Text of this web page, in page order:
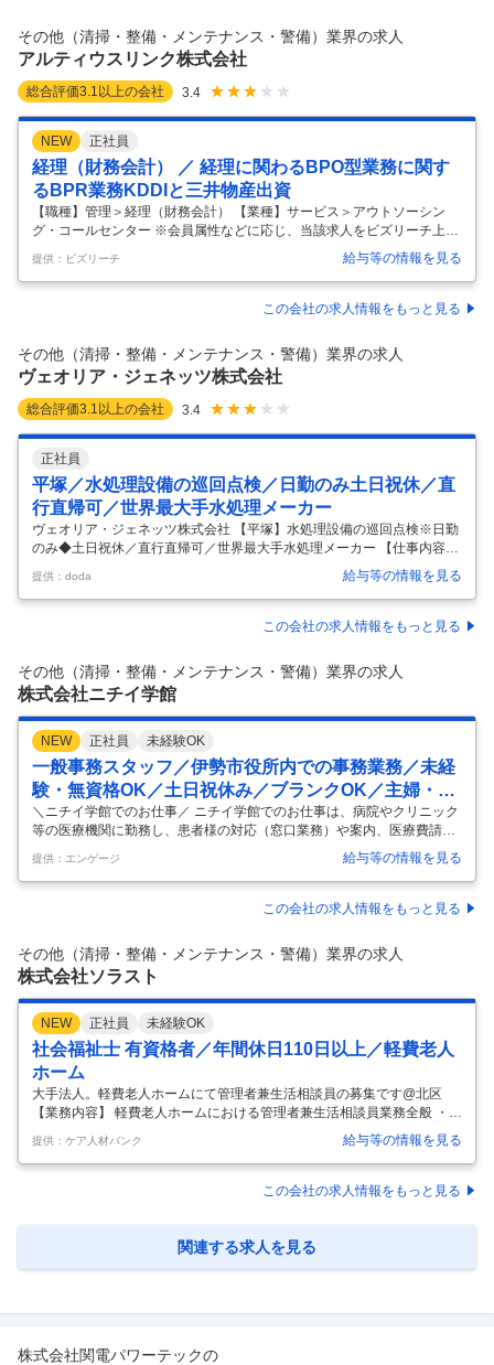
成・会議室の予約） ■資料収集・各種文書作成のサポート ■来客対応 ■経
費・備品管理・請求書管理 ■依頼事項の対応 ■送迎業務（運転…
その他（清掃・整備・メンテナンス・警備）業界の求人
アルティウスリンク株式会社
総合評価3.1 以上の会社 3.4
NEW 正社員
経理（財務会計） ／ 経理に関わるBPO型業務に関す
るBPR業務KDDIと三井物産出資
【職種】管理＞経理（財務会計） 【業種】サービス＞アウトソーシン
グ・コールセンター ※会員属性などに応じ、当該求人をビズリーチ上で
閲覧された際に内容が異なる場合があります 【会社概要】 アルティウス
リンクは、KDDIと三井物産の共同出資会社です。 多様な人財とグルー
プのアセットを活かし、コンタクトセンター、バックオフィス、営業支
援、ITソリューションなど、企業活動を支える包括的なBPOサービスを
に、生成AIなどの先端テクノロジーと高度なデータ活用を掛け合わせる
ことでBX（ビジネストランスフォーメーション）を推進し、企業の競争
力強…
提供：ビズリーチ 給与等の情報を見る
この会社の求人情報をもっと見る
その他（清掃・整備・メンテナンス・警備）業界の求人
ヴェオリア・ジェネッツ株式会社
総合評価3.1 以上の会社 3.4
正社員
平塚／水処理設備の巡回点検／日勤のみ土日祝休／直
行直帰可／世界最大手水処理メーカー
ヴェオリア・ジェネッツ株式会社 【平塚】水処理設備の巡回点検※日勤
のみ◆土日祝休／直行直帰可／世界最大手水処理メーカー 【仕事内容】
【平塚】水処理設備の巡回点検※日勤のみ◆土日祝休／直行直帰可／世
界最大手水処理メーカー 【具体的な仕事内容】 ～1日4～5つの施設を巡
回のため無理のない働き方が可能！直行直帰可◎年休120日／転勤基本
なし／残業20～30h程/需要高の業界で腰をすえて働ける！グループ企業
容 食品、電気、機械、化学メーカー等の顧客の水処理に関わる設備・機
械の点検およびメンテナンスをご担当いただきます。1つの施設に常
提供：doda 給与等の情報を見る
この会社の求人情報をもっと見る
その他（清掃・整備・メンテナンス・警備）業界の求人
株式会社ニチイ学館
NEW 正社員 未経験OK
一般事務スタッフ／伊勢市役所内での事務業務／未経
験・無資格OK／土日祝休み／ブランクOK／主婦・主
夫活躍中
＼ニチイ学館でのお仕事／ ニチイ学館でのお仕事は、病院やクリニック
等の医療機関に勤務し、患者様の対応（窓口業務）や案内、医療費請求
に関する事務などを行う仕事です。 就業先・部門によって仕事内容はさ
まざま！あなたのスキルにあったお仕事をご案内します◎ ＼具体的なお
仕事内容／ 今回の募集案件…【正社員求人（一般事務）】 コールセンタ
ーでの電話対応 戸籍システムの入力業務 勤務期間：短期 雇用期間の定
られる！ ■Point2：未経験でもチャレンジできる！…
提供：エンゲージ 給与等の情報を見る
この会社の求人情報をもっと見る
その他（清掃・整備・メンテナンス・警備）業界の求人
株式会社ソラスト
NEW 正社員 未経験OK
社会福祉士 有資格者／年間休日110日以上／軽費老人
ホーム
大手法人。軽費老人ホームにて管理者兼生活相談員の募集です@北区
【業務内容】 軽費老人ホームにおける管理者兼生活相談員業務全般 ・ス
タッフの労務管理、育成、シフト作成 ・請求業務、収支管理 ・入退去・
空室対応、各種委員会・研修マネジメント等 ・援助業務 ・計画書の作
成、見学や契約対応 ・入居者対応、ケアマネジャーなどとの連携等 【応
募条件】 介護福祉士、社会福祉士、社会福祉主事任用、介護支援専門員
の施設長経験（年数不問） 都内通所相談員要件に準ずる資格をお持ちの
方 【施設形態】 軽費老人ホーム 【募集資格】 社会福祉士 【おすす
提供：ケア人材バンク 給与等の情報を見る
この会社の求人情報をもっと見る
関連する求人を見る
株式会社関電パワーテックの